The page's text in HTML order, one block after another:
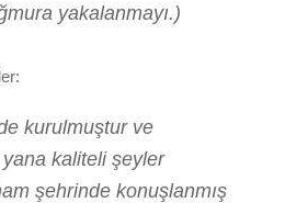
yakalanmayı.)
kurulmuştur ve
kaliteli şeyler
şehrinde konuşlanmış